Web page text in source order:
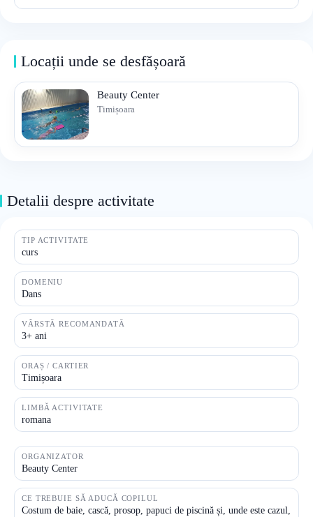
Locații unde se desfășoară
Beauty Center
Timișoara
Detalii despre activitate
TIP ACTIVITATE
curs
DOMENIU
Dans
VÂRSTĂ RECOMANDATĂ
3+ ani
ORAȘ / CARTIER
Timișoara
LIMBĂ ACTIVITATE
romana
ORGANIZATOR
Beauty Center
CE TREBUIE SĂ ADUCĂ COPILUL
Costum de baie, cască, prosop, papuci de piscină și, unde este cazul,